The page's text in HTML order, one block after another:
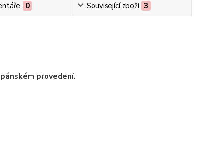
0 Související zboží 3
provedení.